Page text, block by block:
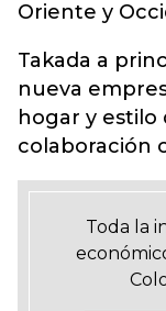
Oriente y
Takada a
nueva
hogar y estilo
colaboración
Toda la